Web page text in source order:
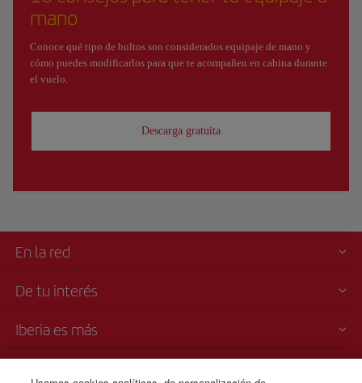
mano
Conoce qué tipo de bultos son considerados equipaje de mano y
cómo puedes modificarlos para que te acompañen en cabina durante
el vuelo.
Descarga gratuita
En la red
De tu interés
Iberia es más